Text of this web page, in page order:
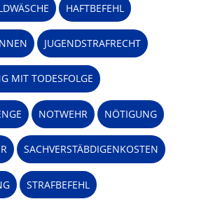
HAFTBEFEHL
JUGENDSTRAFRECHT
MIT TODESFOLGE
NOTWEHR NÖTIGUNG
SACHVERSTÄBDIGENKOSTEN
STRAFBEFEHL